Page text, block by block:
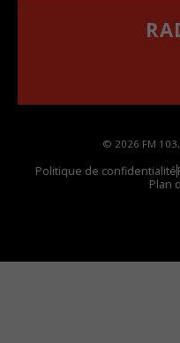
© 2026 FM
Politique de confidentialité
Plan